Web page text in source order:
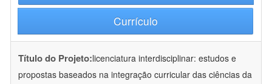
Currículo
Título do Projeto:licenciatura interdisciplinar: estudos e
propostas baseados na integração curricular das ciências da